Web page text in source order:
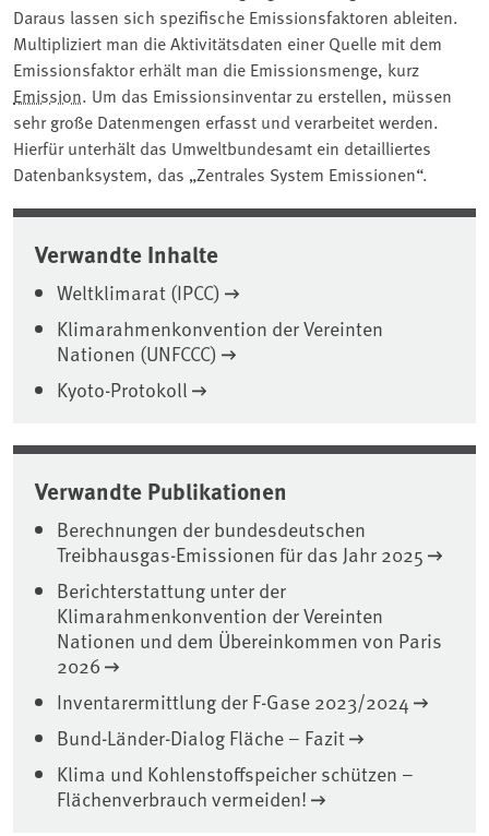
Daraus lassen sich spezifische Emissionsfaktoren ableiten.
Multipliziert man die Aktivitätsdaten einer Quelle mit dem
Emissionsfaktor erhält man die Emissionsmenge, kurz
Emission. Um das Emissionsinventar zu erstellen, müssen
sehr große Datenmengen erfasst und verarbeitet werden.
Hierfür unterhält das Umweltbundesamt ein detailliertes
Datenbanksystem, das „Zentrales System Emissionen“.
Verwandte Inhalte
Weltklimarat (IPCC)
Klimarahmenkonvention der Vereinten
Nationen (UNFCCC)
Kyoto-Protokoll
Verwandte Publikationen
Berechnungen der bundesdeutschen
Treibhausgas-Emissionen für das Jahr 2025
Berichterstattung unter der
Klimarahmenkonvention der Vereinten
Nationen und dem Übereinkommen von Paris
2026
Inventarermittlung der F-Gase 2023/2024
Bund-Länder-Dialog Fläche – Fazit
Klima und Kohlenstoffspeicher schützen –
Flächenverbrauch vermeiden!